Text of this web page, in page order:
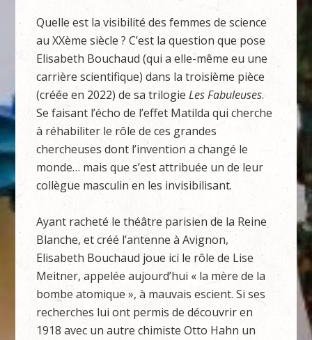
Quelle est la visibilité des femmes de science
au XXème siècle ? C’est la question que pose
Elisabeth Bouchaud (qui a elle-même eu une
carrière scientifique) dans la troisième pièce
(créée en 2022) de sa trilogie Les Fabuleuses.
Se faisant l’écho de l’effet Matilda qui cherche
à réhabiliter le rôle de ces grandes
chercheuses dont l’invention a changé le
monde… mais que s’est attribuée un de leur
collègue masculin en les invisibilisant.
Ayant racheté le théâtre parisien de la Reine
Blanche, et créé l’antenne à Avignon,
Elisabeth Bouchaud joue ici le rôle de Lise
Meitner, appelée aujourd’hui « la mère de la
bombe atomique », à mauvais escient. Si ses
recherches lui ont permis de découvrir en
1918 avec un autre chimiste Otto Hahn un